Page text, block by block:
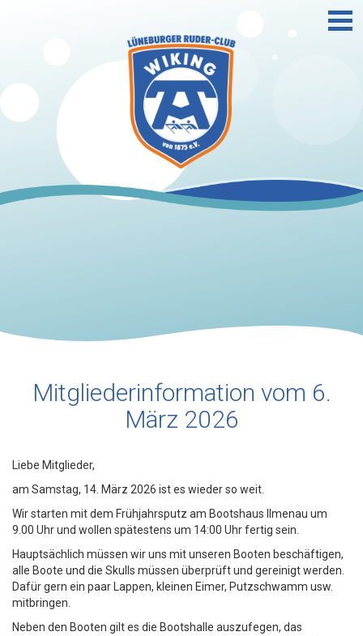
Mitgliederinformation vom 6.
März 2026
Liebe Mitglieder,
am Samstag, 14. März 2026 ist es wieder so weit.
Wir starten mit dem Frühjahrsputz am Bootshaus Ilmenau um
9.00 Uhr und wollen spätestens um 14:00 Uhr fertig sein.
Hauptsächlich müssen wir uns mit unseren Booten beschäftigen,
alle Boote und die Skulls müssen überprüft und gereinigt werden.
Dafür gern ein paar Lappen, kleinen Eimer, Putzschwamm usw.
mitbringen.
Neben den Booten gilt es die Bootshalle auszufegen, das